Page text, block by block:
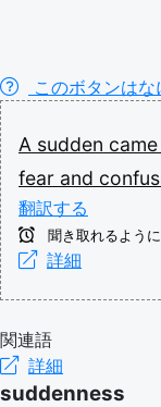
このボタンはな
A sudden came
fear and
翻訳する
聞き取れるよう
詳細
関連語
詳細
suddenness